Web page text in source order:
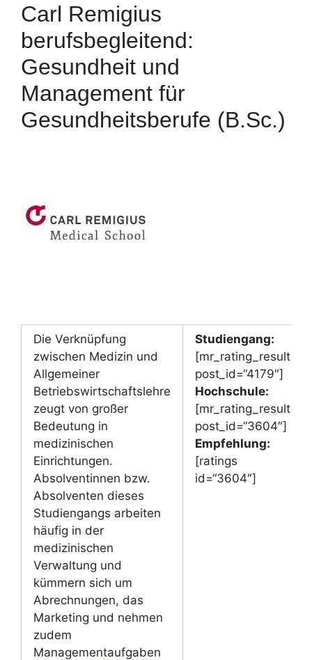
Carl Remigius
berufsbegleitend:
Gesundheit und
Management für
Gesundheitsberufe (B.Sc.)
Die Verknüpfung
zwischen Medizin und
Allgemeiner
Betriebswirtschaftslehre
zeugt von großer
Bedeutung in
medizinischen
Einrichtungen.
Absolventinnen bzw.
Absolventen dieses
Studiengangs arbeiten
häufig in der
medizinischen
Verwaltung und
kümmern sich um
Abrechnungen, das
Marketing und nehmen
zudem
Managementaufgaben
Studiengang:
[mr_rating_result
post_id=“4179″]
Hochschule:
[mr_rating_result
post_id=“3604″]
Empfehlung:
[ratings
id=“3604″]